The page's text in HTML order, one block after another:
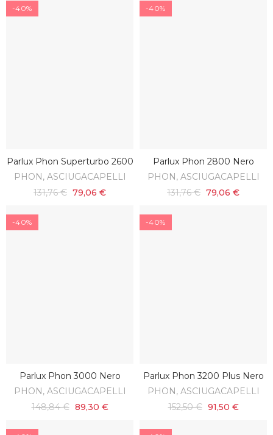
-40%
AGGIUNGI AL CARRELLO
Parlux Phon Superturbo 2600
PHON, ASCIUGACAPELLI
131,76 € 79,06 €
-40%
AGGIUNGI AL CARRELLO
Parlux Phon 2800 Nero
PHON, ASCIUGACAPELLI
131,76 € 79,06 €
-40%
AGGIUNGI AL CARRELLO
Parlux Phon 3000 Nero
PHON, ASCIUGACAPELLI
148,84 € 89,30 €
-40%
AGGIUNGI AL CARRELLO
Parlux Phon 3200 Plus Nero
PHON, ASCIUGACAPELLI
152,50 € 91,50 €